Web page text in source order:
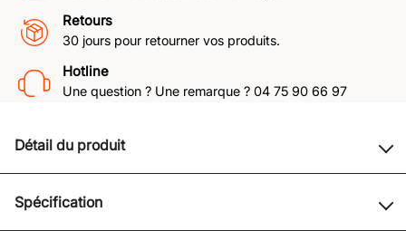
Retours
30 jours pour retourner vos produits.
Hotline
Une question ? Une remarque ? 04 75 90 66 97
Détail du produit
Spécification